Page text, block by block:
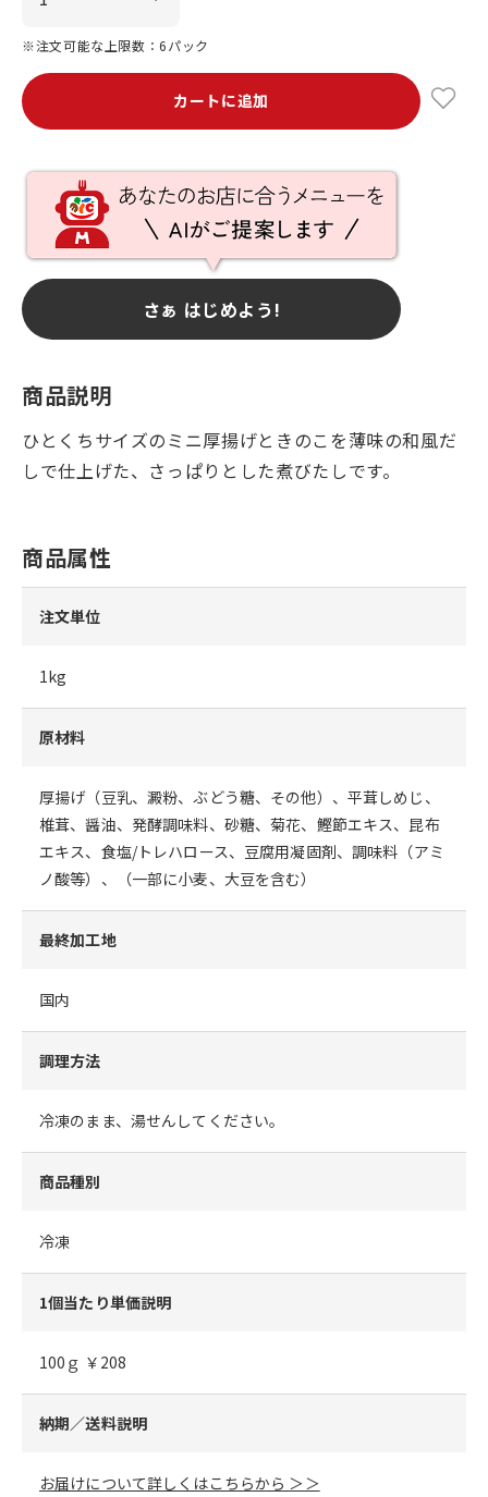
※注文可能な上限数：6パック
カートに追加
さぁ はじめよう!
商品説明
ひとくちサイズのミニ厚揚げときのこを薄味の和風だ
しで仕上げた、さっぱりとした煮びたしです。
商品属性
注文単位
1kg
原材料
厚揚げ（豆乳、澱粉、ぶどう糖、その他）、平茸しめじ、
椎茸、醤油、発酵調味料、砂糖、菊花、鰹節エキス、昆布
エキス、食塩/トレハロース、豆腐用凝固剤、調味料（アミ
ノ酸等）、（一部に小麦、大豆を含む）
最終加工地
国内
調理方法
冷凍のまま、湯せんしてください。
商品種別
冷凍
1個当たり単価説明
100ｇ ￥208
納期／送料説明
お届けについて詳しくはこちらから ＞＞